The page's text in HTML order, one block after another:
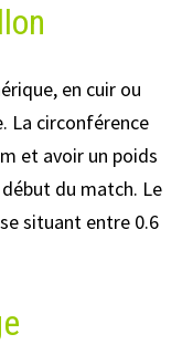
en cuir ou
La circonférence
et avoir un poids
du match. Le
situant entre 0.6